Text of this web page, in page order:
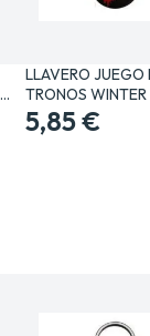
LLAVERO JUEGO
TRONOS WINTER
COMING…
5,85 €